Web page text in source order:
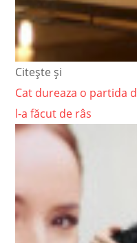
Citește și
Cat dureaza o partida
l-a făcut de râs